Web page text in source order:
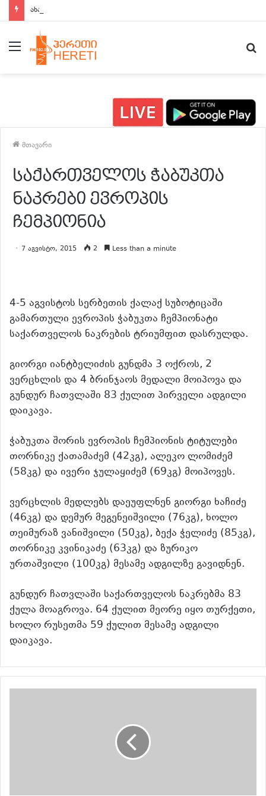
ახალი ამბები 15:00 საათზე
მენიუ
მთავარი
საქართველოს ჭაბუკთა
ნაკრები ევროპის
ჩემპიონია
7 აგვისტო, 2015 2 Less than a minute
4-5 აგვისტოს სერბეთის ქალაქ სუბოტიცაში
გამართული ევროპის ჭაბუკთა ჩემპიონატი
საქართველოს ნაკრების ტრიუმფით დასრულდა.
გიორგი იანტბელიძის გუნდმა 3 ოქროს, 2
ვერცხლის და 4 ბრინჯაოს მედალი მოიპოვა და
გუნდურ ჩათვლაში 83 ქულით პირველი ადგილი
დაიკავა.
ჭაბუკთა შორის ევროპის ჩემპიონის ტიტულები
თორნიკე ქათამაძემ (42კგ), ალეკო ლომიძემ
(58კგ) და ივერი ჯულაყიძემ (69კგ) მოიპოვეს.
ვერცხლის მედლებს დაეუფლნენ გიორგი ხაჩიძე
(46კგ) და დემურ მეგენეიშვილი (76კგ), ხოლო
თეიმურაზ ვანიშვილი (50კგ), ბექა ჭელიძე (85კგ),
თორნიკე კვინიკაძე (63კგ) და ზურიკო
ურთაშვილი (100კგ) მესამე ადგილზე გავიდნენ.
გუნდურ ჩათვლაში საქართველოს ნაკრებმა 83
ქულა მოაგროვა. 64 ქულით მეორე იყო თურქეთი,
ხოლო რუსეთმა 59 ქულით მესამე ადგილი
დაიკავა.